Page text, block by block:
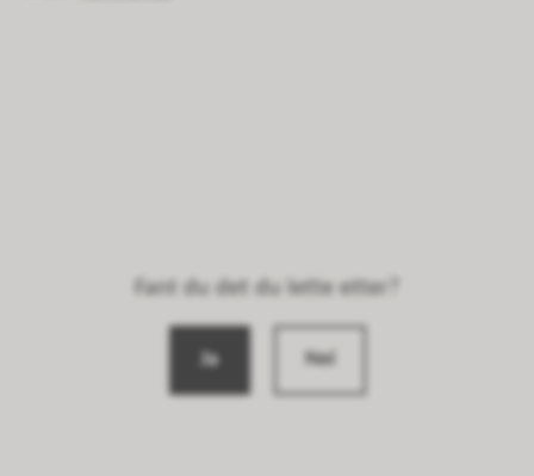
Fant du det du lette etter?
Ja Nei